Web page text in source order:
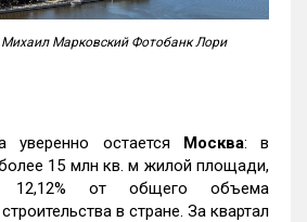
Михаил Марковский Фотобанк Лори
уверенно остается Москва: в
15 млн кв. м жилой площади,
12,12% от общего объема
в стране. За квартал